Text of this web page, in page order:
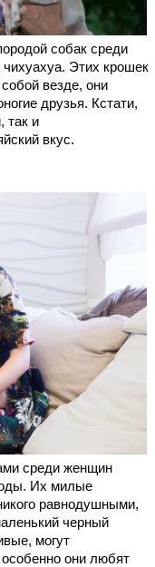
собак среди
Этих крошек
везде, они
друзья. Кстати,
так и
вкус.
среди женщин
Их милые
равнодушными,
черный
могут
особенно они любят